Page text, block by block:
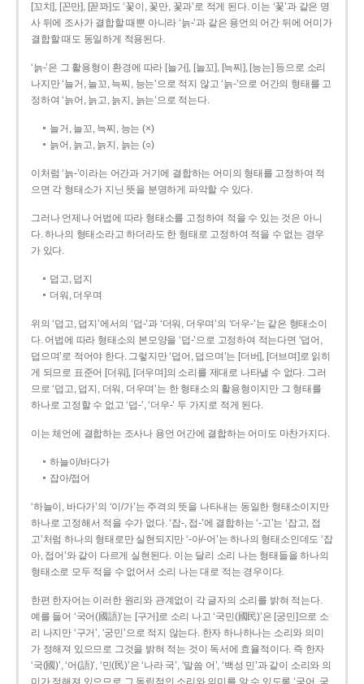
[꼬치], [꼰만], [꼳꽈]도 ‘꽃이, 꽃만, 꽃과’로 적게 된다. 이는 ‘꽃’과 같은 명
사 뒤에 조사가 결합할 때뿐 아니라 ‘늙-’과 같은 용언의 어간 뒤에 어미가
결합할 때도 동일하게 적용된다.
‘늙-’은 그 활용형이 환경에 따라 [늘거], [늘꼬], [늑찌], [능는] 등으로 소리
나지만 ‘늘거, 늘꼬, 늑찌, 능는’으로 적지 않고 ‘늙-’으로 어간의 형태를 고
정하여 ‘늙어, 늙고, 늙지, 늙는’으로 적는다.
늘거, 늘꼬, 늑찌, 능는 (×)
늙어, 늙고, 늙지, 늙는 (○)
이처럼 ‘늙-­’이라는 어간과 거기에 결합하는 어미의 형태를 고정하여 적
으면 각 형태소가 지닌 뜻을 분명하게 파악할 수 있다.
그러나 언제나 어법에 따라 형태소를 고정하여 적을 수 있는 것은 아니
다. 하나의 형태소라고 하더라도 한 형태로 고정하여 적을 수 없는 경우
가 있다.
덥고, 덥지
더워, 더우며
위의 ‘덥고, 덥지’에서의 ‘덥-­’과 ‘더워, 더우며’의 ‘더우-­’는 같은 형태소이
다. 어법에 따라 형태소의 본모양을 ‘덥-­’으로 고정하여 적는다면 ‘덥어,
덥으며’로 적어야 한다. 그렇지만 ‘덥어, 덥으며’는 [더버], [더브며]로 읽히
게 되므로 표준어 [더워], [더우며]의 소리를 제대로 나타낼 수 없다. 그러
므로 ‘덥고, 덥지, 더워, 더우며’는 한 형태소의 활용형이지만 그 형태를
하나로 고정할 수 없고 ‘덥-’, ‘더우-’ 두 가지로 적게 된다.
이는 체언에 결합하는 조사나 용언 어간에 결합하는 어미도 마찬가지다.
하늘이/바다가
잡아/접어
‘하늘이, 바다가’의 ‘이/가’는 주격의 뜻을 나타내는 동일한 형태소이지만
하나로 고정해서 적을 수가 없다. ‘잡-, 접-’에 결합하는 ‘-고’는 ‘잡고, 접
고’처럼 하나의 형태로만 실현되지만 ‘-아/-어’는 하나의 형태소인데도 ‘잡
아, 접어’와 같이 다르게 실현된다. 이는 달리 소리 나는 형태들을 하나의
형태소로 모두 적을 수 없어서 소리 나는 대로 적는 경우이다.
한편 한자어는 이러한 원리와 관계없이 각 글자의 소리를 밝혀 적는다.
예를 들어 ‘국어(國語)’는 [구거]로 소리 나고 ‘국민(國民)’은 [궁민]으로 소
리 나지만 ‘구거’, ‘궁민’으로 적지 않는다. 한자 하나하나는 소리와 의미
가 정해져 있으므로 그것을 밝혀 적는 것이 독서에 효율적이다. 즉 한자
‘국(國)’, ‘어(語)’, ‘민(民)’은 ‘나라 국’, ‘말씀 어’, ‘백성 민’과 같이 소리와 의
미가 정해져 있으므로 그 독립적인 소리와 의미를 알 수 있도록 ‘국어, 국